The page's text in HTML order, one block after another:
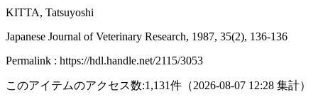
KITTA, Tatsuyoshi
Japanese Journal of Veterinary Research, 1987, 35(2), 136-136
Permalink : https://hdl.handle.net/2115/3053
このアイテムのアクセス数:1,131件 （2026-08-07 12:28 集計）